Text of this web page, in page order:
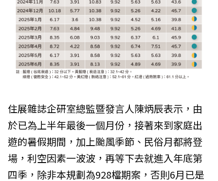
住展雜誌企研室總監暨發言人陳炳辰表示，由
於已為上半年最後一個月份，接著來到家庭出
遊的暑假期間，加上颱風季節、民俗月都將登
場，利空因素一波波，再等下去就進入年底第
四季，除非本規劃為928檔期案，否則6月已是